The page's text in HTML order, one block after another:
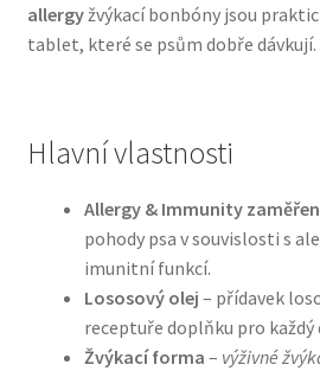
Hill’s pro psy
Konzervy a kapsičky pro psy
N&D Farmina pro psy — Italské
Oblečky pro psy
Pamlsky pro psy
allergyžvýkací bonbóny jsou
tablet, které se psům dobře dávkují.
Hlavní vlastnosti
Allergy & Immunity
pohody psa v souvislosti s
imunitní funkcí.
Lososový olej – přídavek
receptuře doplňku pro každý
Žvýkací forma – výživné